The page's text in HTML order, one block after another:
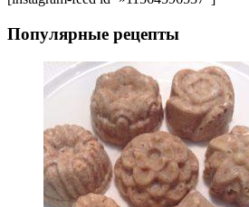
Популярные рецепты